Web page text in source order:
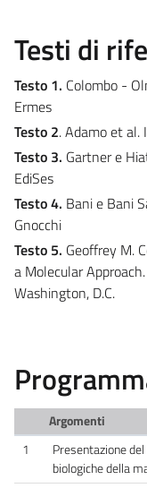
Testi di
Testo 1. Colombo -
Ermes
Testo 2. Adamo et al.
Testo 3. Gartner e
EdiSes
Testo 4. Bani e Bani
Gnocchi
Testo 5. Geoffrey M.
a Molecular
Washington, D.C.
Argomenti
1
Presentazione
biologiche della